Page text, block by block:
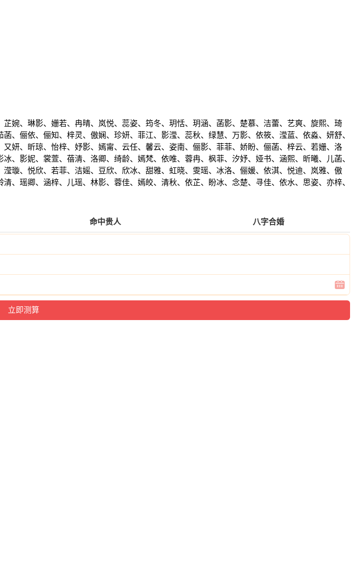
婉、琳影、姗若、冉晴、岚悦、蕊姿、筠冬、玥恬、玥涵、菡影、楚慕、洁蕾、艺爽、旋熙、琦
、俪依、俪知、梓灵、傲娴、珍妍、菲江、影滢、蕊秋、绿慧、万影、依筱、滢蓝、依淼、妍舒、
妍、昕琼、怡梓、妤影、嫣甯、云任、馨云、姿南、俪影、菲菲、娇盼、俪菡、梓云、若姗、洛
、影妮、裳萱、蓓清、洛卿、绮龄、嫣梵、依唯、蓉冉、枫菲、汐妤、娅书、涵熙、昕曦、儿菡、
璇、悦欣、若菲、洁媱、豆欣、欣冰、甜雅、虹晓、雯瑶、冰洛、俪媛、依淇、悦迪、岚雅、傲
、瑶卿、涵梓、儿瑶、林影、蓉佳、嫣皎、清秋、依芷、盼冰、念楚、寻佳、依水、思姿、亦梓、
命中贵人 八字合婚